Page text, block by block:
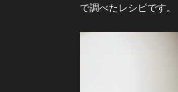
で調べたレシピです。